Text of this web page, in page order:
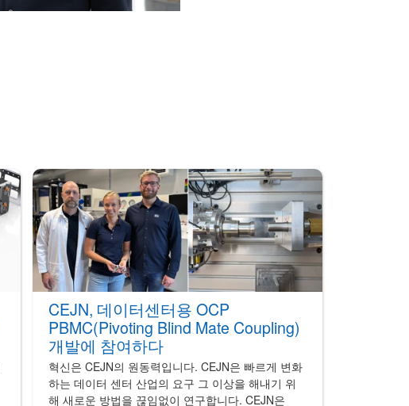
CEJN, 데이터센터용 OCP
PBMC(Pivoting Blind Mate Coupling)
개발에 참여하다
혁신은 CEJN의 원동력입니다. CEJN은 빠르게 변화
하는 데이터 센터 산업의 요구 그 이상을 해내기 위
해 새로운 방법을 끊임없이 연구합니다. CEJN은